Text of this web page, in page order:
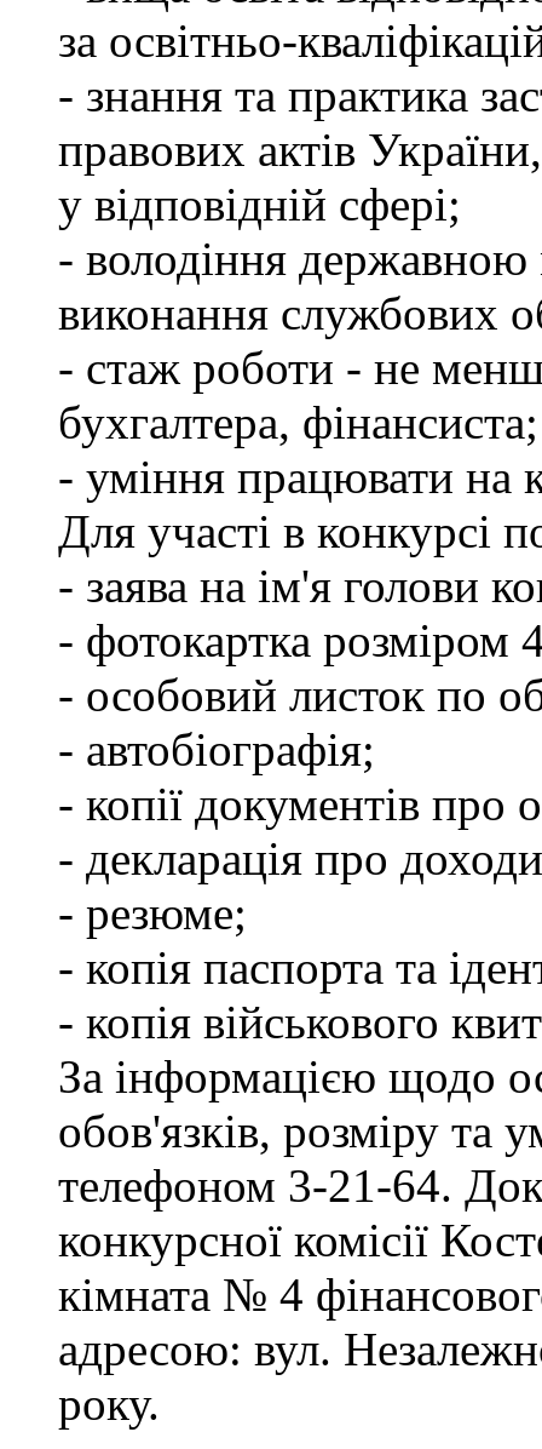
за освітньо-
- знання та практика
правових актів
у відповідній сфері;
- володіння державною
виконання службових
- стаж роботи - не
бухгалтера, фінансиста;
- уміння працювати на
Для участі в конкурсі
- заява на ім'я голови
- фотокартка розміром
- особовий листок по
- автобіографія;
- копії документів про
- декларація про
- резюме;
- копія паспорта та
- копія військового
За інформацією щодо
обов'язків, розміру та
телефоном 3-21-64.
конкурсної комісії
кімната № 4
адресою: вул.
року.